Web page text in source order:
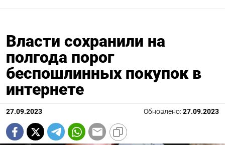
Власти сохранили на
полгода порог
беспошлинных покупок в
интернете
27.09.2023 Обновлено: 27.09.2023